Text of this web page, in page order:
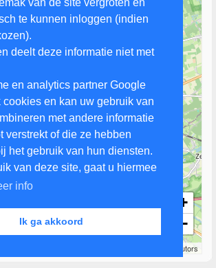
van de site vergroten en
te kunnen inloggen (indien
deelt deze informatie niet met
en analytics partner Google
cookies en kan uw gebruik van
met andere informatie
verstrekt of die ze hebben
het gebruik van hun diensten.
van deze site, gaat u hiermee
info
Ik ga akkoord
+
−
contributors